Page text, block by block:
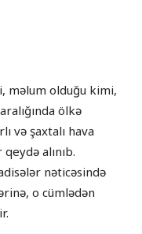
məlum olduğu kimi,
ölkə
və şaxtalı hava
alınıb.
nəticəsində
o cümlədən